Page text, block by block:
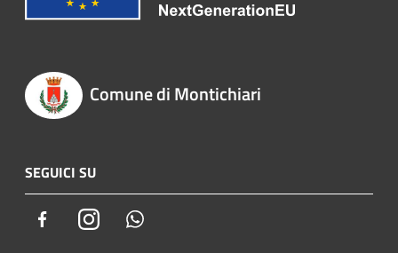
Comune di Montichiari
SEGUICI SU
FacebookInstagram